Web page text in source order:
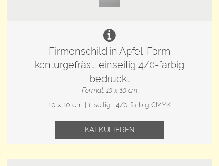
Firmenschild in Apfel-Form
konturgefräst, einseitig 4/0-farbig
bedruckt
Format: 10 x 10 cm
10 x 10 cm | 1-seitig | 4/0-farbig CMYK
KALKULIEREN